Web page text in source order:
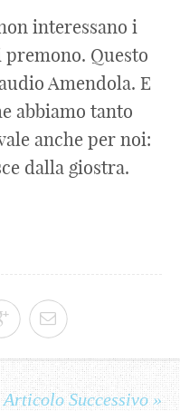
interessano i
premono. Questo
Amendola. E
abbiamo tanto
anche per noi:
dalla giostra.
Articolo Successivo »